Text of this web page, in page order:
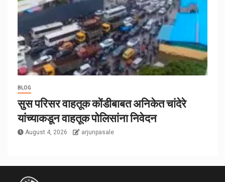
BLOG
सुस परिसर वाहतूक कोंडीबाबत अनिकेत चांदेरे
यांच्याकडून वाहतूक पोलिसांना निवेदन
August 4, 2026 arjunpasale